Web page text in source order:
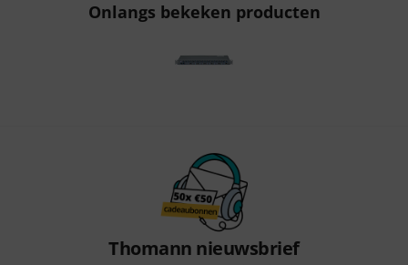
Onlangs bekeken producten
Thomann nieuwsbrief